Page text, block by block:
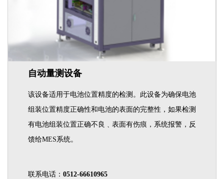
自动量测设备
该设备适用于电池位置精度的检测。此设备为确保电池
组装位置精度正确性和电池的表面的完整性，如果检测
有电池组装位置正确不良﹑表面有伤痕，系统报警，反
馈给MES系统。
联系电话： 0512-66610965